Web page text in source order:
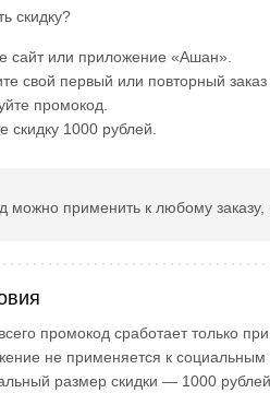
скидку?
сайт или приложение «Ашан».
свой первый или повторный заказ
промокод.
скидку 1000 рублей.
можно применить к любому заказу,
промокод сработает только
не применяется к социальным
размер скидки — 1000 рублей.